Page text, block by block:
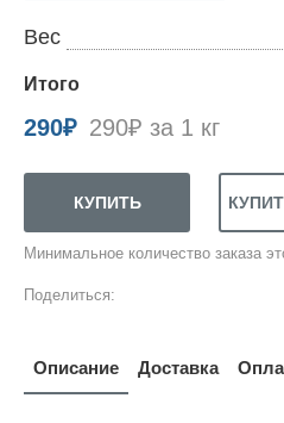
Вес
Итого
290₽ 290₽ за 1 кг
Минимальное количество заказа
Поделиться:
Описание Доставка